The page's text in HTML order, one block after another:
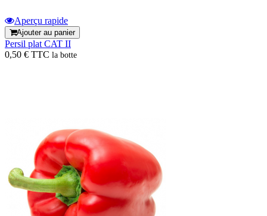
Aperçu rapide
Ajouter au panier
Persil plat CAT II
0,50 € TTC la botte